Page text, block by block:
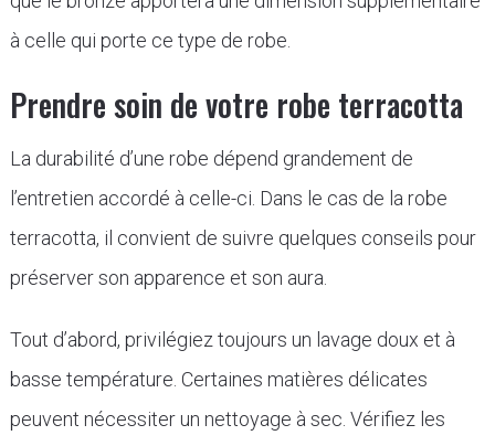
à celle qui porte ce type de robe.
Prendre soin de votre robe terracotta
La durabilité d’une robe dépend grandement de
l’entretien accordé à celle-ci. Dans le cas de la robe
terracotta, il convient de suivre quelques conseils pour
préserver son apparence et son aura.
Tout d’abord, privilégiez toujours un lavage doux et à
basse température. Certaines matières délicates
peuvent nécessiter un nettoyage à sec. Vérifiez les